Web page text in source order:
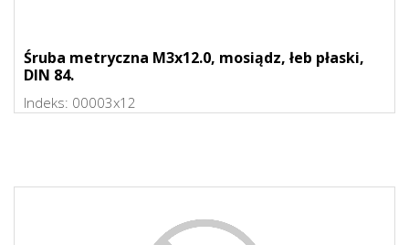
Śruba metryczna M3x12.0, mosiądz, łeb płaski,
DIN 84.
Indeks: 00003x12